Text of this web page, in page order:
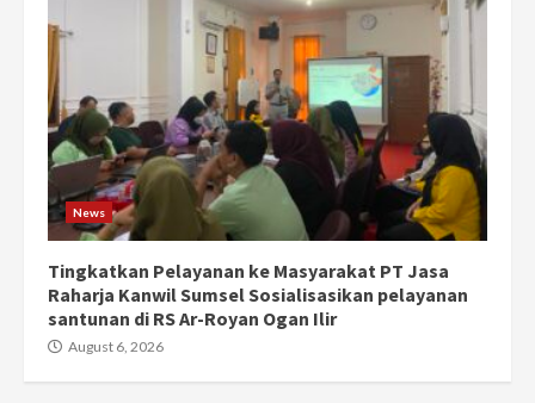
News
Tingkatkan Pelayanan ke Masyarakat PT Jasa
Raharja Kanwil Sumsel Sosialisasikan pelayanan
santunan di RS Ar-Royan Ogan Ilir
August 6, 2026